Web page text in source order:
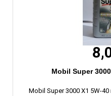
Mobil Super
Mobil Super 3000 X1 5W-